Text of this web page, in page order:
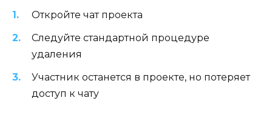
Откройте чат проекта
Следуйте стандартной процедуре
удаления
Участник останется в проекте, но потеряет
доступ к чату